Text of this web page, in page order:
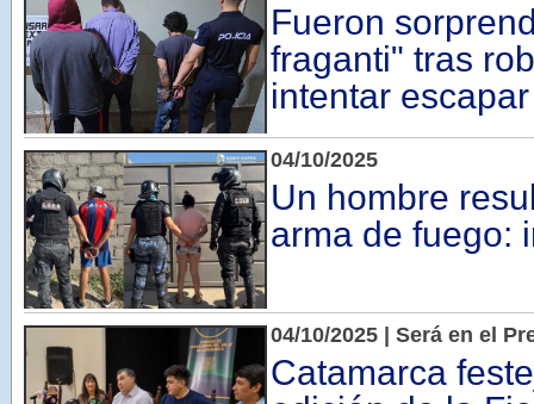
Fueron
fraganti" tras
intentar escapar
04/10/2025
Un hombre
arma de fuego:
04/10/2025 | Será en el
Catamarca